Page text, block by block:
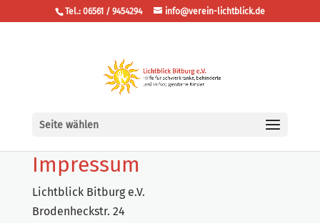
Tel.: 06561 / 9454294 info@verein-lichtblick.de
Seite wählen
Impressum
Lichtblick Bitburg e.V.
Brodenheckstr. 24